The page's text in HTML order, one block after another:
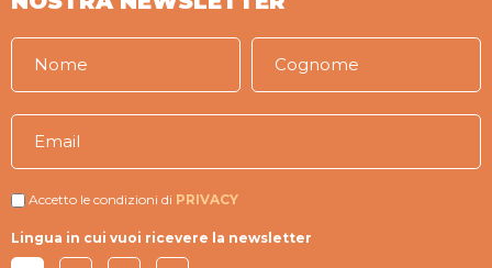
Accetto le condizioni di PRIVACY
Lingua in cui vuoi ricevere la newsletter